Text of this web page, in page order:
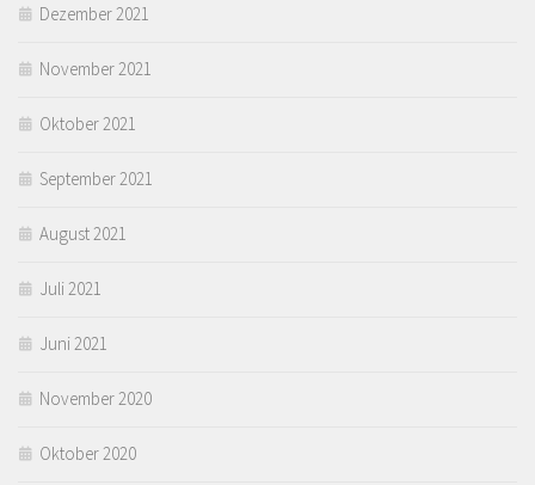
Dezember 2021
November 2021
Oktober 2021
September 2021
August 2021
Juli 2021
Juni 2021
November 2020
Oktober 2020